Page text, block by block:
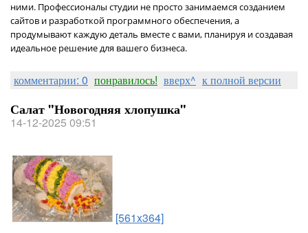
ними. Профессионалы студии не просто занимаемся созданием
сайтов и разработкой программного обеспечения, а
продумывают каждую деталь вместе с вами, планируя и создавая
идеальное решение для вашего бизнеса.
комментарии: 0 понравилось! вверх^ к полной версии
Салат "Новогодняя хлопушка"
14-12-2025 09:51
[561x364]